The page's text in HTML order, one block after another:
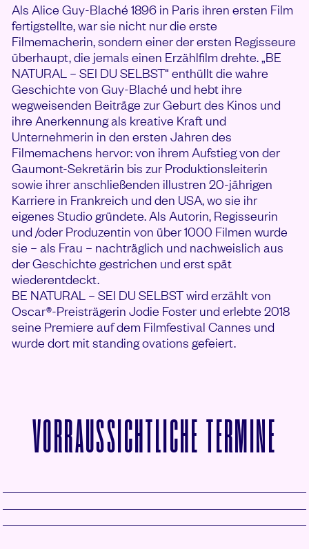
Als Alice Guy-Blaché 1896 in Paris ihren ersten Film
fertigstellte, war sie nicht nur die erste
Filmemacherin, sondern einer der ersten Regisseure
überhaupt, die jemals einen Erzählfilm drehte. „BE
NATURAL – SEI DU SELBST“ enthüllt die wahre
Geschichte von Guy-Blaché und hebt ihre
wegweisenden Beiträge zur Geburt des Kinos und
ihre Anerkennung als kreative Kraft und
Unternehmerin in den ersten Jahren des
Filmemachens hervor: von ihrem Aufstieg von der
Gaumont-Sekretärin bis zur Produktionsleiterin
sowie ihrer anschließenden illustren 20-jährigen
Karriere in Frankreich und den USA, wo sie ihr
eigenes Studio gründete. Als Autorin, Regisseurin
und /oder Produzentin von über 1000 Filmen wurde
sie – als Frau – nachträglich und nachweislich aus
der Geschichte gestrichen und erst spät
wiederentdeckt.
BE NATURAL – SEI DU SELBST wird erzählt von
Oscar®-Preisträgerin Jodie Foster und erlebte 2018
seine Premiere auf dem Filmfestival Cannes und
wurde dort mit standing ovations gefeiert.
VORRAUSSICHTLICHE TERMINE